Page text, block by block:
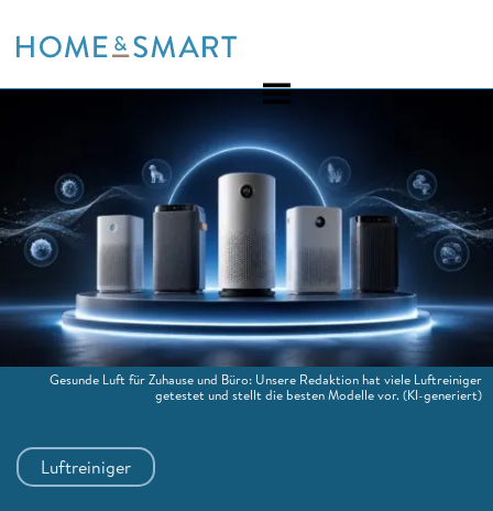
to
Luftreiniger
Gesunde Luft für Zuhause und Büro: Unsere Redaktion hat viele Luftreiniger
getestet und stellt die besten Modelle vor.(KI-generiert)